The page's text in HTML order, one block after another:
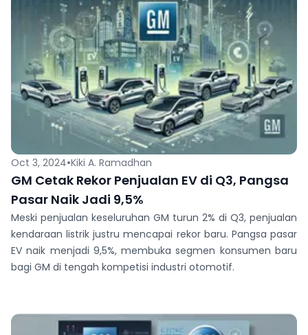
Oct 3, 2024•Kiki A. Ramadhan
GM Cetak Rekor Penjualan EV di Q3, Pangsa
Pasar Naik Jadi 9,5%
Meski penjualan keseluruhan GM turun 2% di Q3, penjualan
kendaraan listrik justru mencapai rekor baru. Pangsa pasar
EV naik menjadi 9,5%, membuka segmen konsumen baru
bagi GM di tengah kompetisi industri otomotif.